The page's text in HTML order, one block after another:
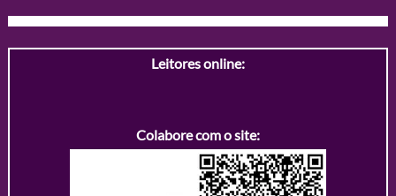
Leitores online:
Colabore com o site: